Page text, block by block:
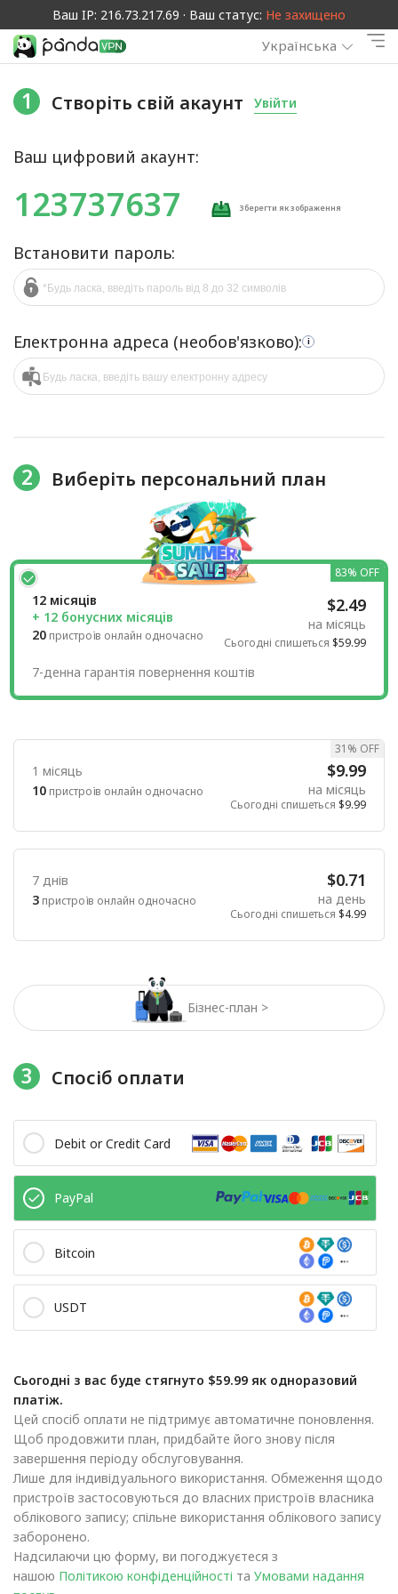
Ваш IP: 216.73.217.69 · Ваш статус: Не захищено
Українська
1 Створіть свій акаунт Увійти
Ваш цифровий акаунт:
123737637 Зберегти як зображення
Встановити пароль:
Електронна адреса (необов'язково): i
2 Виберіть персональний план
Бізнес-план >
12 місяців
+ 12 бонусних місяців
20 пристроїв онлайн одночасно
$2.49
на місяць
Сьогодні спишеться $59.99
83% OFF
7-денна гарантія повернення коштів
1 місяць
10 пристроїв онлайн одночасно
$9.99
на місяць
Сьогодні спишеться $9.99
31% OFF
7 днів
3 пристроїв онлайн одночасно
$0.71
на день
Сьогодні спишеться $4.99
3 Спосіб оплати
Debit or Credit Card
PayPal
Bitcoin
USDT
Сьогодні з вас буде стягнуто $59.99 як одноразовий
платіж.
Цей спосіб оплати не підтримує автоматичне поновлення.
Щоб продовжити план, придбайте його знову після
завершення періоду обслуговування.
Лише для індивідуального використання. Обмеження щодо
пристроїв застосовуються до власних пристроїв власника
облікового запису; спільне використання облікового запису
заборонено.
Надсилаючи цю форму, ви погоджуєтеся з
нашою Політикою конфіденційності та Умовами надання